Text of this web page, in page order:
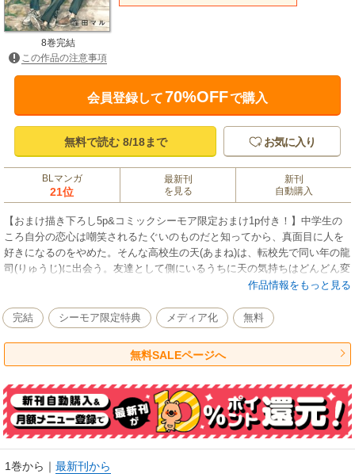
8巻完結
この作品の注意事項
会員登録して70%OFFで購入
無料で読む 8/18まで お気に入り
BLマンガ
21位
最新刊
を見る
新刊
自動購入
【おまけ描き下ろし5p&コミックシーモア限定おまけ1p付き！】中学生の
ころ自分の恋心は嘲笑されるたぐいのものだと知ってから、真面目に人を
好きになるのをやめた。そんな高校生の天(あまね)は、転校先で同い年の龍
司(りゅうじ)に出会う。友達として側にいるうちに天の気持ちはどんどん変
わり始めて…。世話焼き同級生×甘えた転校生、江ノ島を舞台に描かれる男
となら恋をしてみても［ばら売り］第1～5話」を収録しております。)
作品情報をもっと見る
完結 シーモア限定特典 メディア化 無料
無料SALEページへ
1巻から ｜ 最新刊から